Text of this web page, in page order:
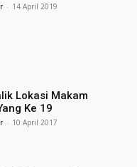
- 14 April 2019
Lokasi Makam
Ke 19
- 10 April 2017